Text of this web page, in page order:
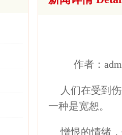
作者：
人们在受到
一种是宽恕。
憎恨的情绪